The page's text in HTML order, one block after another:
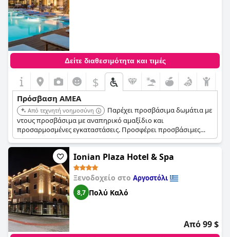
Δείτε διαθεσιμότητα και τιμές
$
Πρόσβαση ΑΜΕΑ
Από τεχνητή νοημοσύνη
Παρέχει προσβάσιμα δωμάτια με
ντους προσβάσιμα με αναπηρικό αμαξίδιο και
προσαρμοσμένες εγκαταστάσεις. Προσφέρει προσβάσιμες
διαδρομές προς την πισίνα, το σπα και τους χώρους εστίασης.
Γνωστό για το εξυπηρετικό προσωπικό και τα καλά
χαρακτηριστικά προσβασιμότητας.Ionian Plaza Hotel & Spa
Ξενοδοχείο στο Αργοστόλι
8,7 Πολύ Καλό
Από 99 $